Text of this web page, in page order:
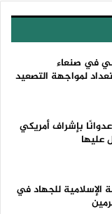
في صنعاء
لمواجهة التصعيد
بإشراف أمريكي
عليها
الإسلامية للجهاد في